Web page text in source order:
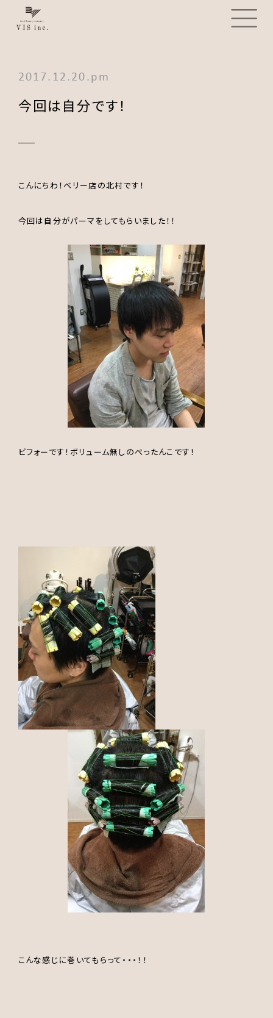
2017.12.20.pm
今回は自分です！
こんにちわ！ベリー店の北村です！
今回は自分がパーマをしてもらいました！！
ビフォーです！ボリューム無しのぺったんこです！
こんな感じに巻いてもらって・・・！！